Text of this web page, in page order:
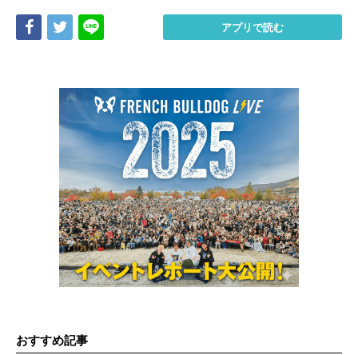
Share Tweet アプリで読む
おすすめ記事